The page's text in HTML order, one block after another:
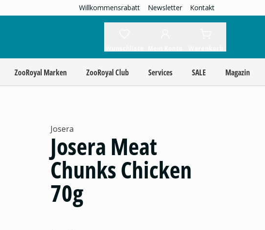
Willkommensrabatt Newsletter Kontakt
ZooRoyal Marken ZooRoyal Club Services SALE Magazin
Josera
Josera Meat
Chunks Chicken
70g